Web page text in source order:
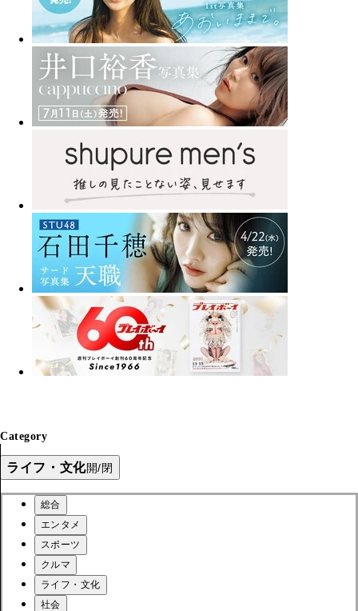
Category
ライフ・文化開/閉
総合
エンタメ
スポーツ
クルマ
ライフ・文化
社会